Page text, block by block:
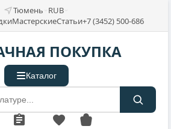
Тюмень RUB
МастерскиеСтатьи+7 (3452) 500-686
ПОКУПКА
Каталог